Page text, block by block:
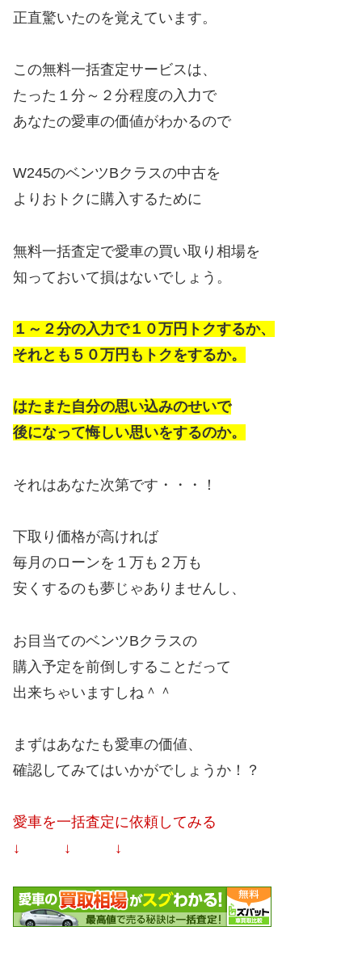
正直驚いたのを覚えています。
この無料一括査定サービスは、
たった１分～２分程度の入力で
あなたの愛車の価値がわかるので
W245のベンツBクラスの中古を
よりおトクに購入するために
無料一括査定で愛車の買い取り相場を
知っておいて損はないでしょう。
１～２分の入力で１０万円トクするか、
それとも５０万円もトクをするか。
はたまた自分の思い込みのせいで
後になって悔しい思いをするのか。
それはあなた次第です・・・！
下取り価格が高ければ
毎月のローンを１万も２万も
安くするのも夢じゃありませんし、
お目当てのベンツBクラスの
購入予定を前倒しすることだって
出来ちゃいますしね＾＾
まずはあなたも愛車の価値、
確認してみてはいかがでしょうか！？
愛車を一括査定に依頼してみる
↓ ↓ ↓